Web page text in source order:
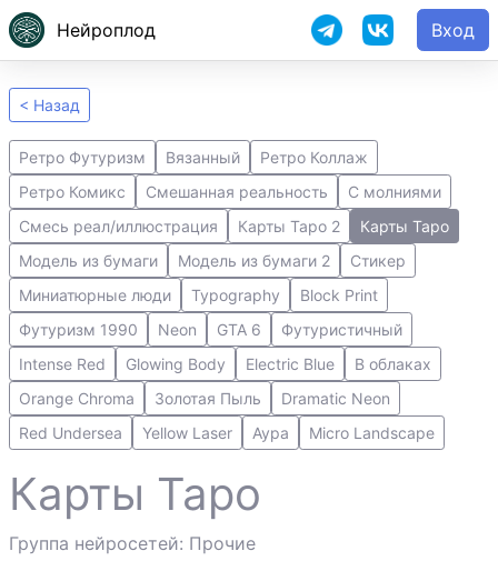
Нейроплод Вход
< Назад
Ретро Футуризм Вязанный
Ретро Коллаж
Ретро Комикс
Смешанная реальность
С молниями
Смесь реал/иллюстрация
Карты Таро 2
Карты Таро
Модель из бумаги
Модель из бумаги 2
Стикер
Миниатюрные люди
Typography
Block Print
Футуризм 1990
Neon GTA 6
Футуристичный
Intense Red
Glowing Body Electric Blue
В облаках
Orange Chroma
Золотая Пыль
Dramatic Neon
Red Undersea
Yellow Laser Аура Micro Landscape
Карты Таро
Группа нейросетей: Прочие